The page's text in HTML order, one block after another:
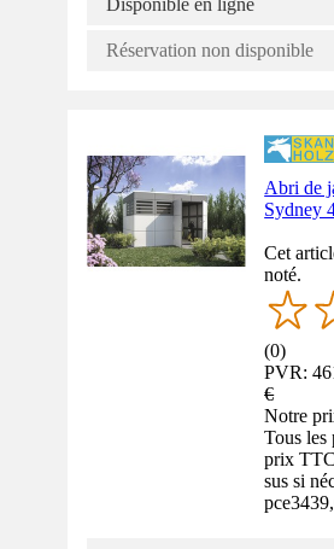
Disponible en ligne
Réservation non disponible
Abri de
Sydney
Cet
noté.
(0)
PVR:
€
Notre
Tous les
prix
sus si
pce